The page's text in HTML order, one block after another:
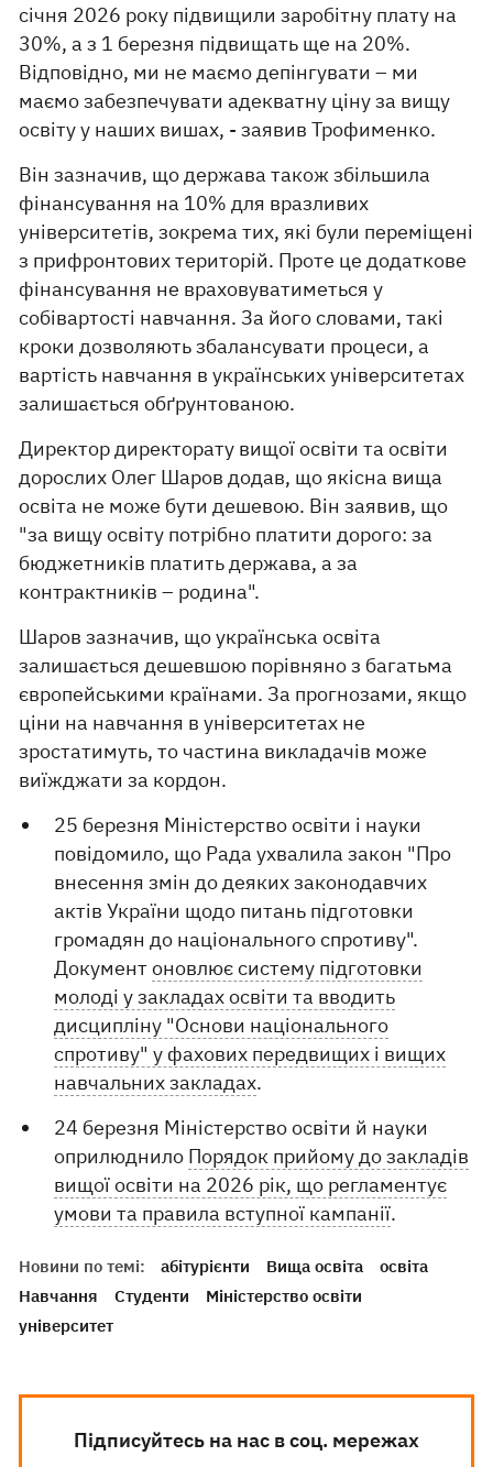
січня 2026 року підвищили заробітну плату на
30%, а з 1 березня підвищать ще на 20%.
Відповідно, ми не маємо депінгувати – ми
маємо забезпечувати адекватну ціну за вищу
освіту у наших вишах, - заявив Трофименко.
Він зазначив, що держава також збільшила
фінансування на 10% для вразливих
університетів, зокрема тих, які були переміщені
з прифронтових територій. Проте це додаткове
фінансування не враховуватиметься у
собівартості навчання. За його словами, такі
кроки дозволяють збалансувати процеси, а
вартість навчання в українських університетах
залишається обґрунтованою.
Директор директорату вищої освіти та освіти
дорослих Олег Шаров додав, що якісна вища
освіта не може бути дешевою. Він заявив, що
"за вищу освіту потрібно платити дорого: за
бюджетників платить держава, а за
контрактників – родина".
Шаров зазначив, що українська освіта
залишається дешевшою порівняно з багатьма
європейськими країнами. За прогнозами, якщо
ціни на навчання в університетах не
зростатимуть, то частина викладачів може
виїжджати за кордон.
25 березня Міністерство освіти і науки
повідомило, що Рада ухвалила закон "Про
внесення змін до деяких законодавчих
актів України щодо питань підготовки
громадян до національного спротиву".
Документоновлює систему підготовки
молоді у закладах освіти та вводить
дисципліну "Основи національного
спротиву" у фахових передвищих і вищих
навчальних закладах.
24 березня Міністерство освіти й науки
оприлюднило Порядок прийому до закладів
вищої освіти на 2026 рік, що регламентує
умови та правила вступної кампанії.
Новини по темі: абітурієнти Вища освіта
освіта
Навчання
Студенти
Міністерство освіти
університет
Підписуйтесь на нас в соц. мережах